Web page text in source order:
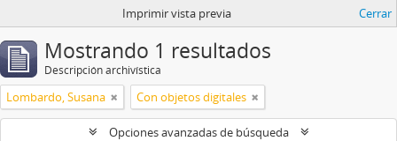
Imprimir vista previa Cerrar
Mostrando 1 resultados
Descripción archivística
Lombardo, Susana Con objetos digitales
Opciones avanzadas de búsqueda